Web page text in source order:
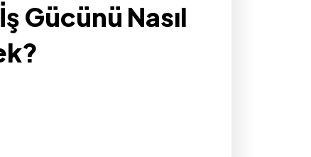
Gücünü Nasıl